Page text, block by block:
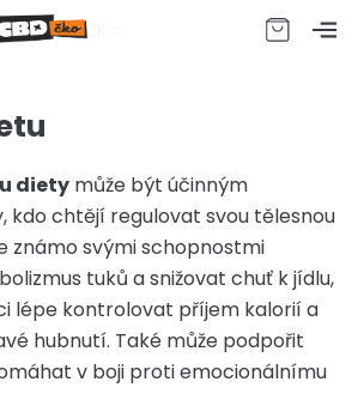
CZK
diety může být účinným
kdo chtějí regulovat svou tělesnou
známo svými schopnostmi
tuků a snižovat chuť k jídlu,
lépe kontrolovat příjem kalorií a
hubnutí. Také může podpořit
v boji proti emocionálnímu